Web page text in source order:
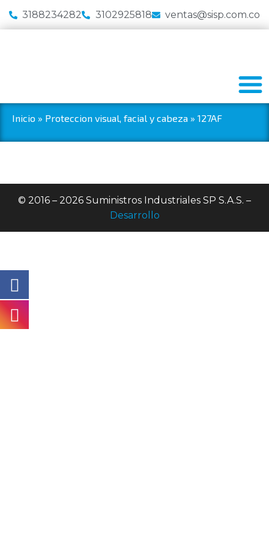
3188234282 3102925818 ventas@sisp.com.co
Inicio » Proteccion visual, facial y cabeza » 127AF
© 2016 – 2026 Suministros Industriales SP S.A.S. –
Desarrollo